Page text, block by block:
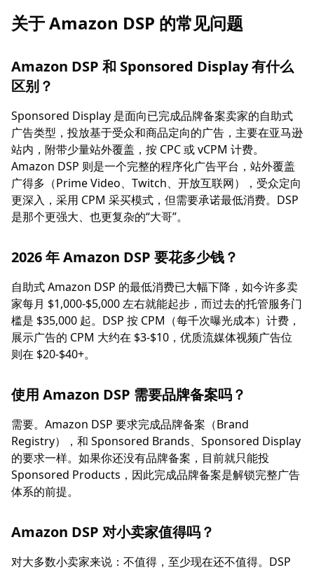
关于 Amazon DSP 的常见问题
Amazon DSP 和 Sponsored Display 有什么
区别？
Sponsored Display 是面向已完成品牌备案卖家的自助式
广告类型，投放基于受众和商品定向的广告，主要在亚马逊
站内，附带少量站外覆盖，按 CPC 或 vCPM 计费。
Amazon DSP 则是一个完整的程序化广告平台，站外覆盖
广得多（Prime Video、Twitch、开放互联网），受众定向
更深入，采用 CPM 采买模式，但需要承诺最低消费。DSP
是那个更强大、也更复杂的“大哥”。
2026 年 Amazon DSP 要花多少钱？
自助式 Amazon DSP 的最低消费已大幅下降，如今许多卖
家每月 $1,000-$5,000 左右就能起步，而过去的托管服务门
槛是 $35,000 起。DSP 按 CPM（每千次曝光成本）计费，
展示广告的 CPM 大约在 $3-$10，优质流媒体视频广告位
则在 $20-$40+。
使用 Amazon DSP 需要品牌备案吗？
需要。Amazon DSP 要求完成品牌备案（Brand
Registry），和 Sponsored Brands、Sponsored Display
的要求一样。如果你还没有品牌备案，目前就只能投
Sponsored Products，因此完成品牌备案是解锁完整广告
体系的前提。
Amazon DSP 对小卖家值得吗？
对大多数小卖家来说：不值得，至少现在还不值得。DSP